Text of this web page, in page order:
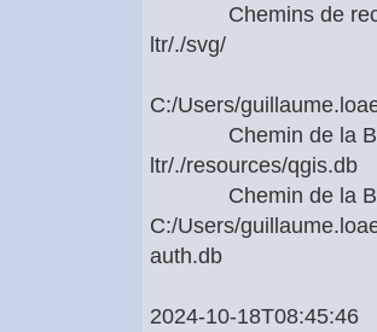
Chemins de
ltr/./svg/
C:/Users/
Chemin de la BD
ltr/./resources/qgis.db
Chemin de la BD
C:/Users/
auth.db
2024-10-